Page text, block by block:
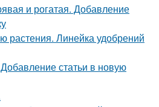
и рогатая. Добавление
растения. Линейка удобрений
статьи в новую